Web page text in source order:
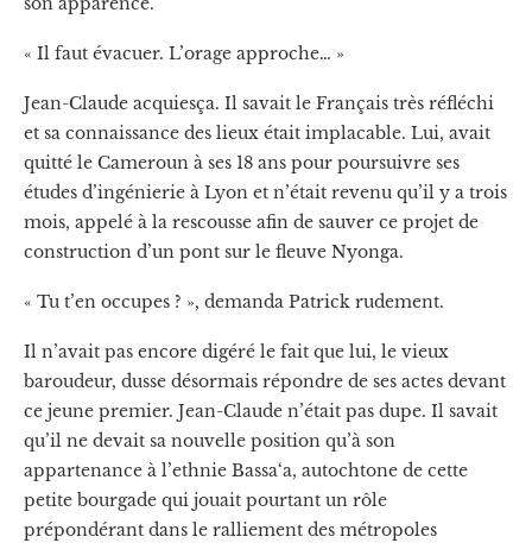
« Il faut évacuer. L’orage approche… »
Jean-Claude acquiesça. Il savait le Français très réfléchi
et sa connaissance des lieux était implacable. Lui, avait
quitté le Cameroun à ses 18 ans pour poursuivre ses
études d’ingénierie à Lyon et n’était revenu qu’il y a trois
mois, appelé à la rescousse afin de sauver ce projet de
construction d’un pont sur le fleuve Nyonga.
« Tu t’en occupes ? », demanda Patrick rudement.
Il n’avait pas encore digéré le fait que lui, le vieux
baroudeur, dusse désormais répondre de ses actes devant
ce jeune premier. Jean-Claude n’était pas dupe. Il savait
qu’il ne devait sa nouvelle position qu’à son
appartenance à l’ethnie Bassa‘a, autochtone de cette
petite bourgade qui jouait pourtant un rôle
prépondérant dans le ralliement des métropoles